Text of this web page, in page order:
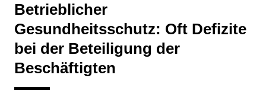
Betrieblicher
Gesundheitsschutz: Oft Defizite
bei der Beteiligung der
Beschäftigten